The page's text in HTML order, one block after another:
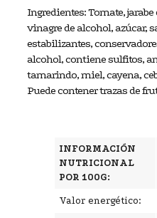
Ingredientes: Tomate,
vinagre de alcohol, azúcar,
estabilizantes,
alcohol, contiene sulfitos,
tamarindo, miel, cayena,
Puede contener trazas de
INFORMACIÓN
NUTRICIONAL
POR 100G:
Valor energético: